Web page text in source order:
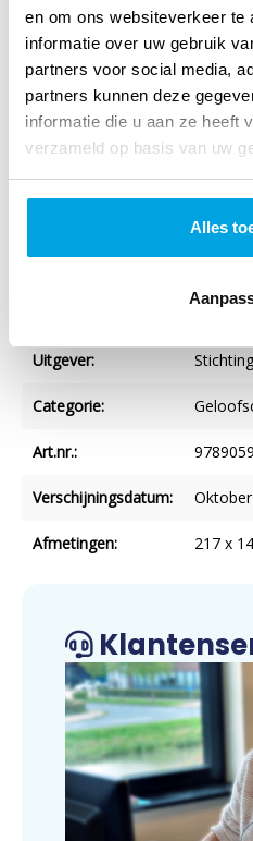
en om ons websiteverkeer te
informatie over uw gebruik
partners voor social media,
partners kunnen deze
informatie die u aan ze heeft
verzameld op basis van uw
Alles
Titel: Als je
Auteur: Anne
Taal:
Verschijningsvorm:
192
Uitgever:
Categorie:
Art.nr.:
Verschijningsdatum:
Afmetingen: 217 x